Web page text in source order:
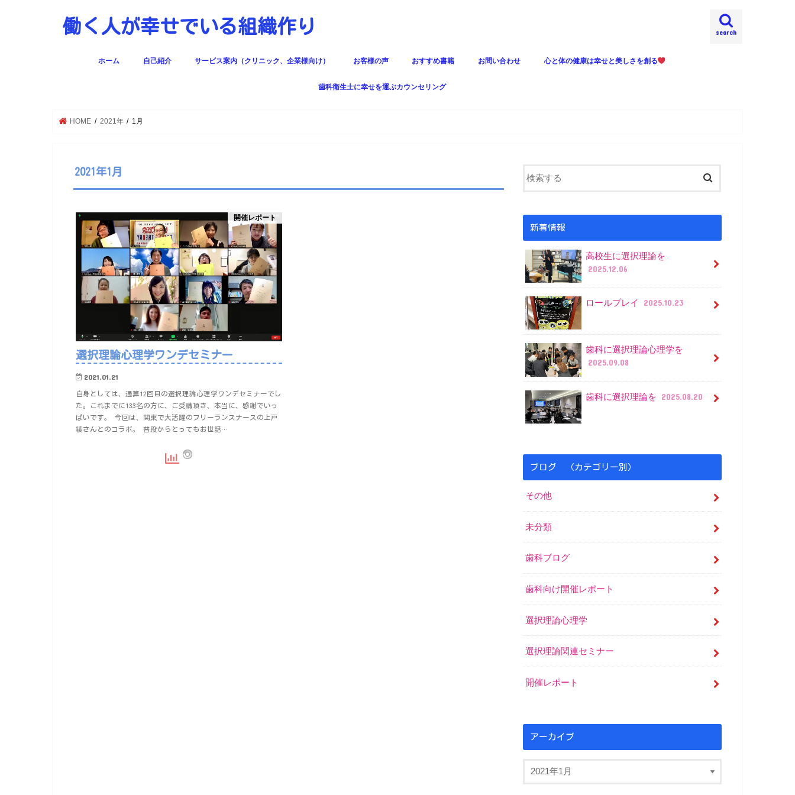
働く人が幸せでいる組織作り search
ホーム 自己紹介 サービス案内（クリニック、企業様向け） お客様の声 おすすめ書籍 お問い合わせ 心と体の健康は幸せと美しさを創る
歯科衛生士に幸せを運ぶカウンセリング
HOME 2021年 1月
2021年1月
開催レポート
選択理論心理学ワンデセミナー
2021.01.21
自身としては、通算12回目の選択理論心理学ワンデセミナーでし
た。これまでに133名の方に、ご受講頂き、本当に、感謝でいっ
ぱいです。 今回は、関東で大活躍のフリーランスナースの上戸
綾さんとのコラボ。 普段からとってもお世話…
新着情報
高校生に選択理論を
2025.12.06
ロールプレイ 2025.10.23
歯科に選択理論心理学を
2025.09.08
歯科に選択理論を 2025.08.20
ブログ （カテゴリー別）
その他
未分類
歯科ブログ
歯科向け開催レポート
選択理論心理学
選択理論関連セミナー
開催レポート
アーカイブ